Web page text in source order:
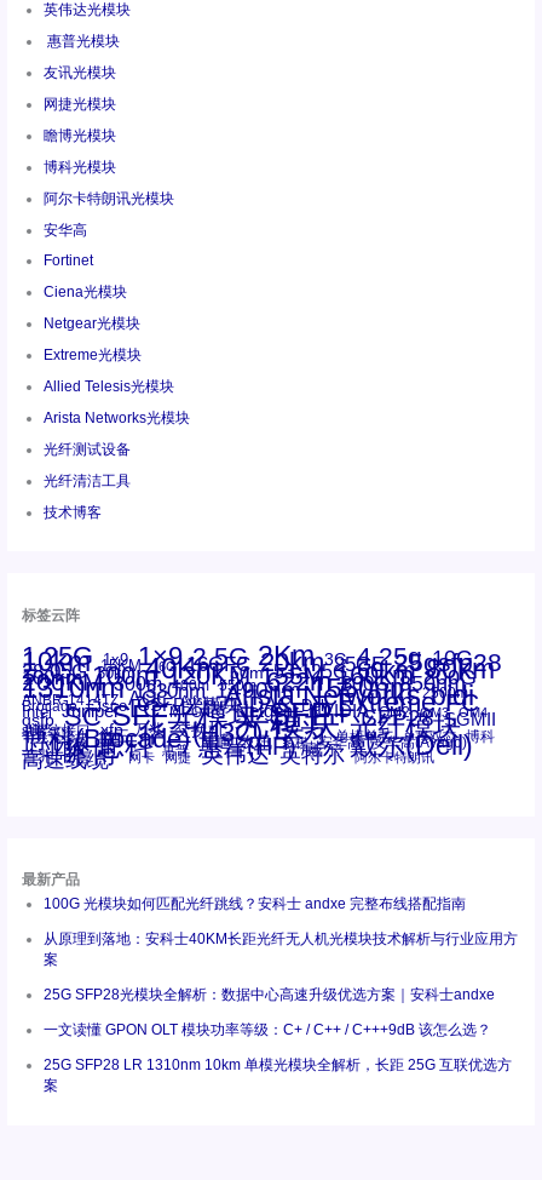
英伟达光模块
惠普光模块
友讯光模块
网捷光模块
瞻博光模块
博科光模块
阿尔卡特朗讯光模块
安华高
Fortinet
Ciena光模块
Netgear光模块
Extreme光模块
Allied Telesis光模块
Arista Networks光模块
光纤测试设备
光纤清洁工具
技术博客
标签云阵
1.25G 1x9 1×9 2.5G 2Km 3G 4.25g 10G
10km 15KM 16G 16GFC 20km 25GE 25gsfp28
28.05G 30km 40Km 50m 53.125G 60km 80km
100km 100m 120KM 155M 160km 200G
200KM 300m 400m 550m 622m 800G 850nm
1310nm 1330nm 1490nm 1550nm 2500m
ANBR-1414TZ AOC Arista Arista Networks bidi
Brocade Cisco CSFP光模块 DAC Dell Extreme FC
Intel Juniper LC MPO-LC Netgear NVIDIA OM2 OM3 OM4
qsfp SC SFF光模块 SFP+ SFP28 SGMII
st螺纹接口 xfp 万兆 交换机 光模块 光纤模块
千兆光模块 华三 华三(H3C) 华为 单模单芯 单模双芯 博科
博科(Brocade) 博通 友讯 多模 安华高 安华高(Avago)
工业级 思科 惠普 惠普(HP) 戴尔 戴尔(Dell)
百兆 瞻博 网卡 网捷 英伟达 英特尔 阿尔卡特朗讯
高速线缆
最新产品
100G 光模块如何匹配光纤跳线？安科士 andxe 完整布线搭配指南
从原理到落地：安科士40KM长距光纤无人机光模块技术解析与行业应用方
案
25G SFP28光模块全解析：数据中心高速升级优选方案｜安科士andxe
一文读懂 GPON OLT 模块功率等级：C+ / C++ / C+++9dB 该怎么选？
25G SFP28 LR 1310nm 10km 单模光模块全解析，长距 25G 互联优选方
案